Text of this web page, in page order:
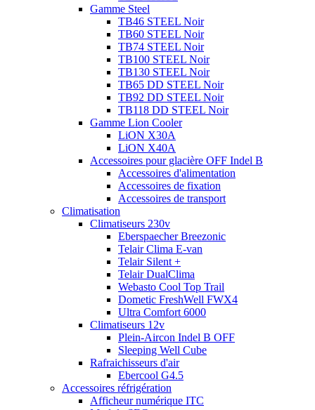
Gamme Steel
TB46 STEEL Noir
TB60 STEEL Noir
TB74 STEEL Noir
TB100 STEEL Noir
TB130 STEEL Noir
TB65 DD STEEL Noir
TB92 DD STEEL Noir
TB118 DD STEEL Noir
Gamme Lion Cooler
LiON X30A
LiON X40A
Accessoires pour glacière OFF Indel B
Accessoires d'alimentation
Accessoires de fixation
Accessoires de transport
Climatisation
Climatiseurs 230v
Eberspaecher Breezonic
Telair Clima E-van
Telair Silent +
Telair DualClima
Webasto Cool Top Trail
Dometic FreshWell FWX4
Ultra Comfort 6000
Climatiseurs 12v
Plein-Aircon Indel B OFF
Sleeping Well Cube
Rafraichisseurs d'air
Ebercool G4.5
Accessoires réfrigération
Afficheur numérique ITC